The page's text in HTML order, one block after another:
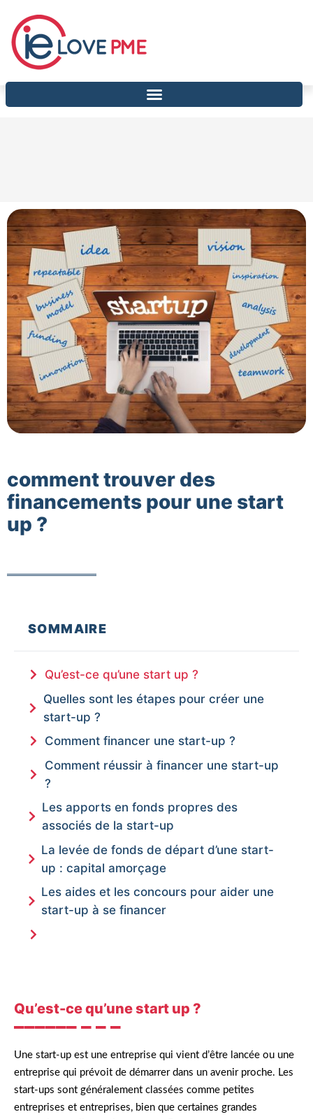
comment trouver des
financements pour une start
up ?
SOMMAIRE
Qu’est-ce qu’une start up ?
Quelles sont les étapes pour créer une
start-up ?
Comment financer une start-up ?
Comment réussir à financer une start-up
?
Les apports en fonds propres des
associés de la start-up
La levée de fonds de départ d’une start-
up : capital amorçage
Les aides et les concours pour aider une
start-up à se financer
Qu’est-ce qu’une start up ?
Une start-up est une entreprise qui vient d’être lancée ou une
entreprise qui prévoit de démarrer dans un avenir proche. Les
start-ups sont généralement classées comme petites
entreprises et entreprises, bien que certaines grandes